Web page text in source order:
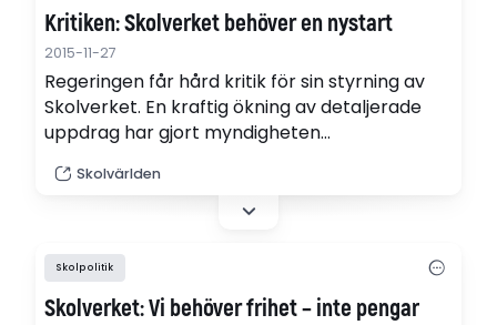
Kritiken: Skolverket behöver en nystart
2015-11-27
Regeringen får hård kritik för sin styrning av
Skolverket. En kraftig ökning av detaljerade
uppdrag har gjort myndigheten
inte anpassade efter de verkliga behoven. Det
framgår i en rapport från Statskontoret.
Skolvärlden
Skolpolitik
Skolverket: Vi behöver frihet – inte pengar